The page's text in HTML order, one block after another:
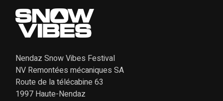
Nendaz Snow Vibes Festival
NV Remontées mécaniques SA
Route de la télécabine 63
1997 Haute-Nendaz